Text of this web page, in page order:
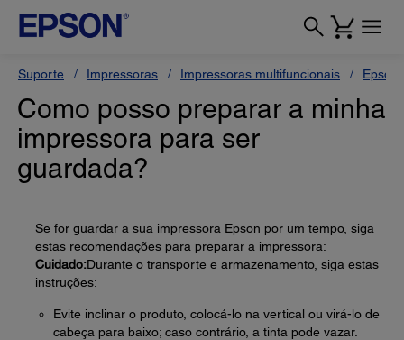
Suporte Impressoras Impressoras multifuncionais Epson
Como posso preparar a minha
impressora para ser
guardada?
Se for guardar a sua impressora Epson por um tempo, siga
estas recomendações para preparar a impressora:
Cuidado:Durante o transporte e armazenamento, siga estas
instruções:
Evite inclinar o produto, colocá-lo na vertical ou virá-lo de
cabeça para baixo; caso contrário, a tinta pode vazar.